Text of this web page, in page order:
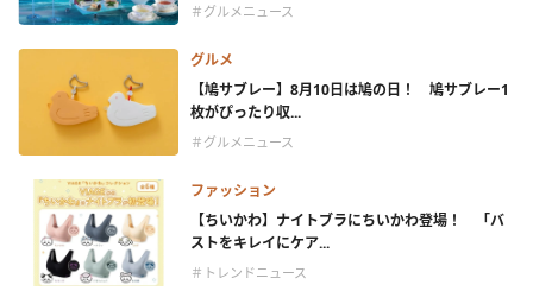
＃グルメニュース
グルメ
【鳩サブレー】8月10日は鳩の日！ 鳩サブレー1
枚がぴったり収...
＃グルメニュース
ファッション
【ちいかわ】ナイトブラにちいかわ登場！ 「バ
ストをキレイにケア...
＃トレンドニュース